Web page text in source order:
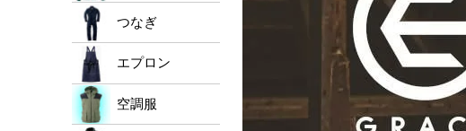
つなぎ
エプロン
空調服